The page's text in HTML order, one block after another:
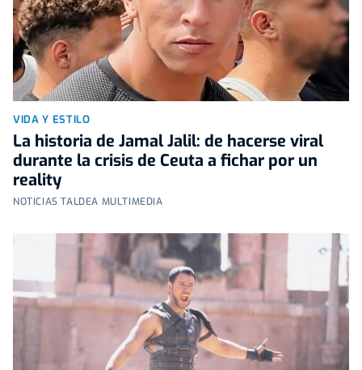
VIDA Y ESTILO
La historia de Jamal Jalil: de hacerse viral
durante la crisis de Ceuta a fichar por un
reality
NOTICIAS TALDEA MULTIMEDIA